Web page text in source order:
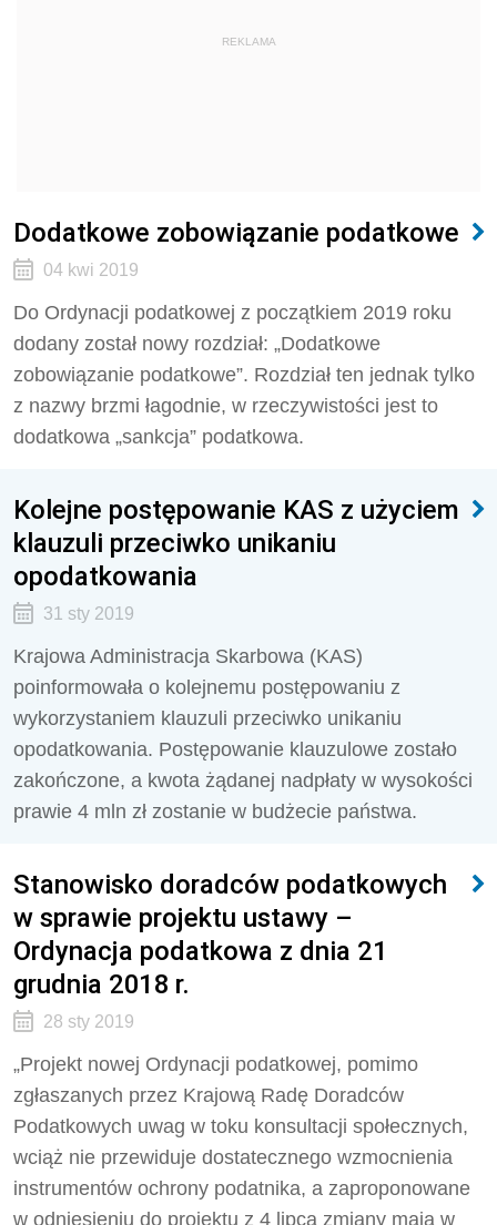
REKLAMA
Dodatkowe zobowiązanie podatkowe
04 kwi 2019
Do Ordynacji podatkowej z początkiem 2019 roku
dodany został nowy rozdział: „Dodatkowe
zobowiązanie podatkowe”. Rozdział ten jednak tylko
z nazwy brzmi łagodnie, w rzeczywistości jest to
dodatkowa „sankcja” podatkowa.
Kolejne postępowanie KAS z użyciem
klauzuli przeciwko unikaniu
opodatkowania
31 sty 2019
Krajowa Administracja Skarbowa (KAS)
poinformowała o kolejnemu postępowaniu z
wykorzystaniem klauzuli przeciwko unikaniu
opodatkowania. Postępowanie klauzulowe zostało
zakończone, a kwota żądanej nadpłaty w wysokości
prawie 4 mln zł zostanie w budżecie państwa.
Stanowisko doradców podatkowych
w sprawie projektu ustawy –
Ordynacja podatkowa z dnia 21
grudnia 2018 r.
28 sty 2019
„Projekt nowej Ordynacji podatkowej, pomimo
zgłaszanych przez Krajową Radę Doradców
Podatkowych uwag w toku konsultacji społecznych,
wciąż nie przewiduje dostatecznego wzmocnienia
instrumentów ochrony podatnika, a zaproponowane
w odniesieniu do projektu z 4 lipca zmiany mają w